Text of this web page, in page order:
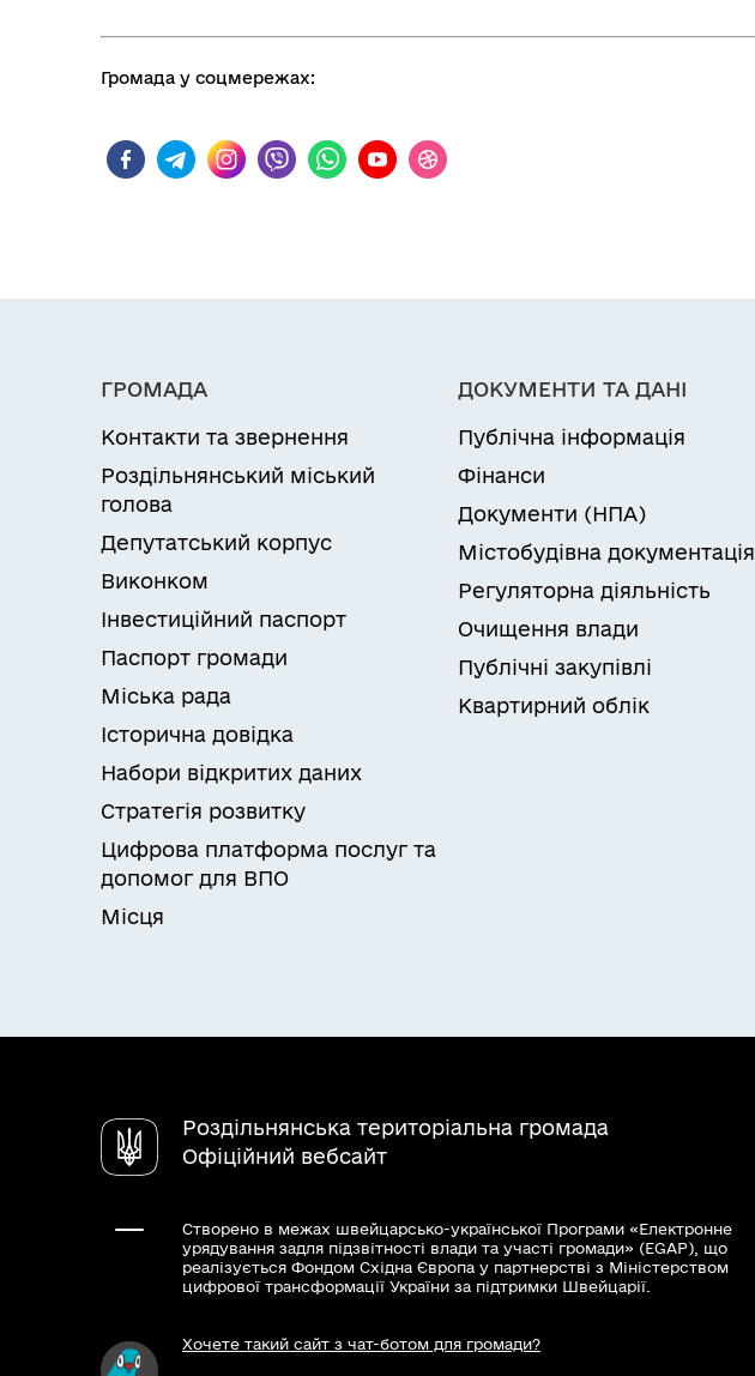
Громада у соцмережах:
ГРОМАДА
Контакти та звернення
Роздільнянський міський
голова
Депутатський корпус
Виконком
Інвестиційний паспорт
Паспорт громади
Міська рада
Історична довідка
Набори відкритих даних
Стратегія розвитку
Цифрова платформа послуг та
допомог для ВПО
Місця
ДОКУМЕНТИ ТА ДАНІ
Публічна інформація
Фінанси
Документи (НПА)
Містобудівна документація
Регуляторна діяльність
Очищення влади
Публічні закупівлі
Квартирний облік
Роздільнянська територіальна громада
Офіційний вебсайт
Створено в межах швейцарсько-української Програми «Електронне
урядування задля підзвітності влади та участі громади» (EGAP), що
реалізується Фондом Східна Європа у партнерстві з Міністерством
цифрової трансформації України за підтримки Швейцарії.
Хочете такий сайт з чат-ботом для громади?